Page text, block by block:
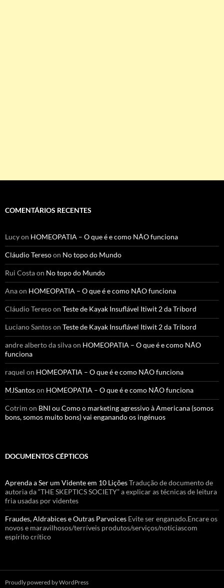
COMENTÁRIOS RECENTES
Lucyon HOMEOPATIA – O que é e como NÃO funciona
Cláudio Teresoon No topo do Mundo
Rui Costaon No topo do Mundo
Anaon HOMEOPATIA – O que é e como NÃO funciona
Cláudio Teresoon Teste de Kayak Insuflável Itiwit 2 da Tribord
Luciano Santoson Teste de Kayak Insuflável Itiwit 2 da Tribord
andre alberto da silvaon HOMEOPATIA – O que é e como NÃO
funciona
raquel on HOMEOPATIA – O que é e como NÃO funciona
MJSantoson HOMEOPATIA – O que é e como NÃO funciona
Cotrim on BNI ou Como o marketing agressivo à Americana (somos
bons, somos muito bons) vai enganando os ingénuos
DOCUMENTOS CÉPTICOS
Aprenda a Ser um Vidente em 10 LiçõesTradução de documento de
autoria da “THE SKEPTICS SOCIETY” a explicar as técnicas de leitura
fria usadas por videntes
Fraudes, Aldrabices e Outras Parvoices Evite ser enganado.Encare os
novos e maravilhosos/terríveis produtos/serviços/notíciascom
espírito crítico
Proudly powered by WordPress